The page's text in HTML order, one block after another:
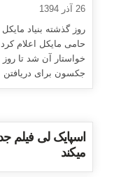
26 آذر 1394
روز گذشته بنیاد
حامی مایکل اعلام
خواستار آن شد تا
جکسون برای دریافتن
اسپایک لی فیلم
میکند